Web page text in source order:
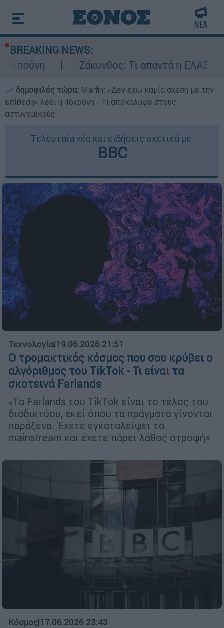
BREAKING NEWS:
Ζάκυνθος: Τι απαντά η ΕΛΑΣ για τους 8
δημοφιλές τώρα: Marfin: «Δεν έχω καμία σχέση με την
επίθεση» λέει η 46χρονη - Τι αποκάλυψε στους
αστυνομικούς
Τελευταία νέα και ειδήσεις σχετικά με:
BBC
Τεχνολογία|19.06.2026 21:51
Ο τρομακτικός κόσμος που σου κρύβει ο
αλγόριθμος του TikTok - Τι είναι τα
σκοτεινά Farlands
«Τα Farlands του TikTok είναι το τέλος του
διαδικτύου, εκεί όπου τα πράγματα γίνονται
παράξενα. Έχετε εγκαταλείψει το
mainstream και έχετε πάρει λάθος στροφή»
Κόσμος|17.06.2026 23:43